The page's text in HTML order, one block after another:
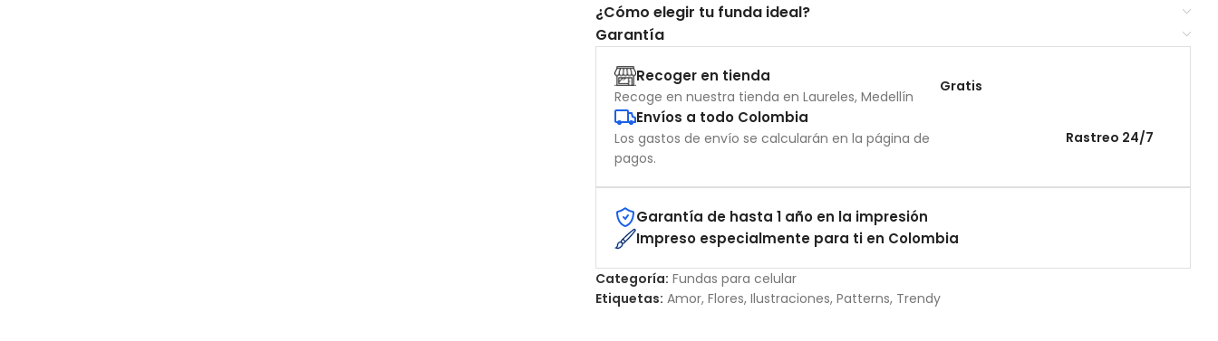
¿Cómo elegir tu funda ideal?
Garantía
Recoger en tienda
Recoge en nuestra tienda en Laureles, Medellín
Gratis
Envíos a todo Colombia
Los gastos de envío se calcularán en la página de
pagos.
Rastreo 24/7
Garantía de hasta 1 año en la impresión
Impreso especialmente para ti en Colombia
Categoría: Fundas para celular
Etiquetas: Amor, Flores, Ilustraciones, Patterns, Trendy